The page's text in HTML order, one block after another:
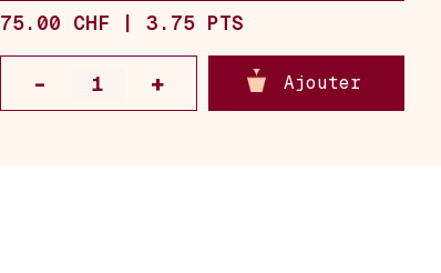
75.00 CHF | 3.75 PTS
Ajouter